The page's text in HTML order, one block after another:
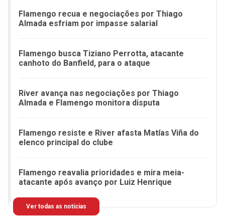
Flamengo recua e negociações por Thiago
Almada esfriam por impasse salarial
Flamengo busca Tiziano Perrotta, atacante
canhoto do Banfield, para o ataque
River avança nas negociações por Thiago
Almada e Flamengo monitora disputa
Flamengo resiste e River afasta Matías Viña do
elenco principal do clube
Flamengo reavalia prioridades e mira meia-
atacante após avanço por Luiz Henrique
Ver todas as notícias